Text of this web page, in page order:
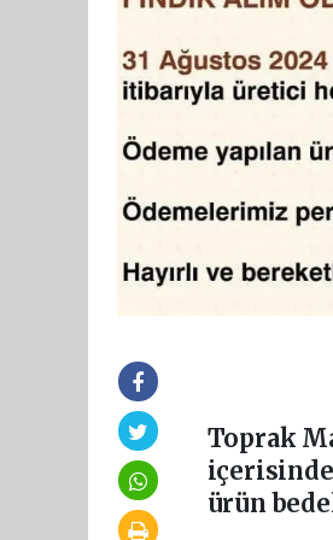
Toprak
içerisinde
ürün